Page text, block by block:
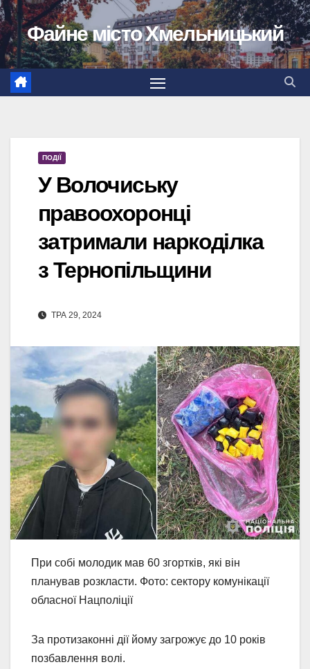
Перейти
до
вмісту
Файне місто Хмельницький
ПОДІЇ
У Волочиську
правоохоронці
затримали наркоділка
з Тернопільщини
ТРА 29, 2024
При собі молодик мав 60 згортків, які він
планував розкласти. Фото: сектору комунікації
обласної Нацполіції
За протизаконні дії йому загрожує до 10 років
позбавлення волі.